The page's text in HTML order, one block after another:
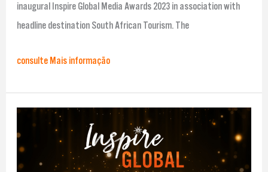
inaugural Inspire Global Media Awards 2023 in association with
headline destination South African Tourism. The
consulte Mais informação
Anunciados
os
finalistas